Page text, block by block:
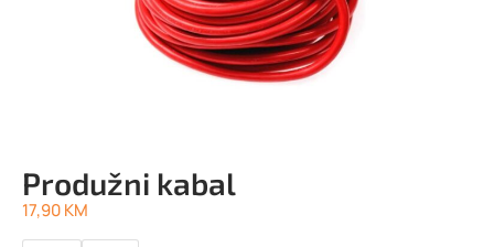
Produžni kabal
17,90KM